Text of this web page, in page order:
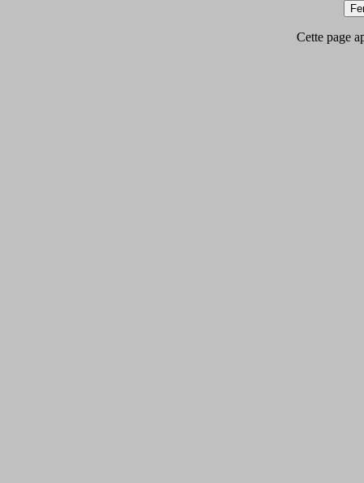
Cette page